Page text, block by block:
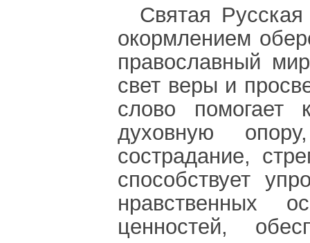
Святая
окормлением
православный
свет веры и
слово помогает
духовную
сострадание,
способствует
нравственных
ценностей,